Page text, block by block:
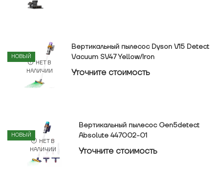
НОВЫЙ
НЕТ В
НАЛИЧИИ
Вертикальный пылесос Dyson V15 Detect
Vacuum SV47 Yellow/Iron
Уточнитe стоимость
НОВЫЙ
НЕТ В
НАЛИЧИИ
Вертикальный пылесос Gen5detect
Absolute 447002-01
Уточнитe стоимость